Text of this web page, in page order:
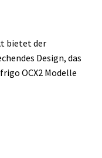
bietet der
Design, das
OCX2 Modelle